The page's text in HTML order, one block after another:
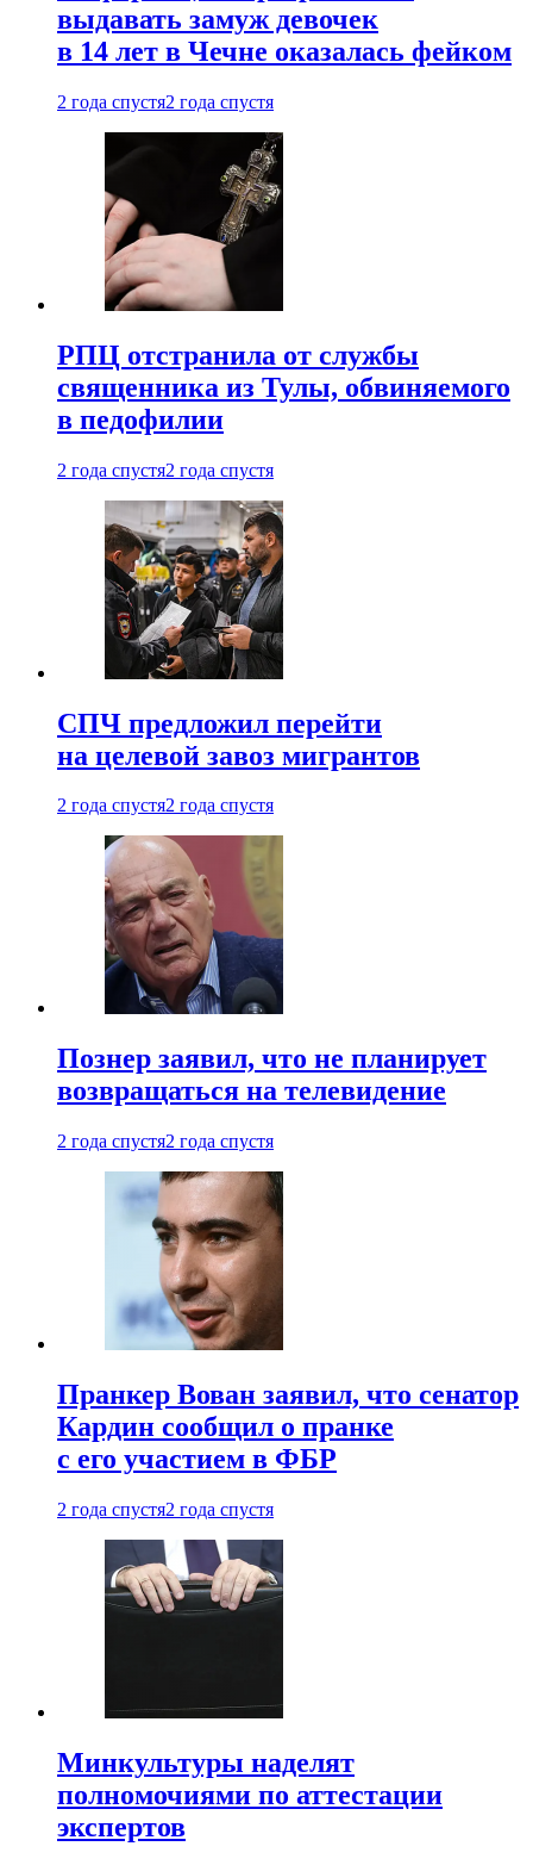
выдавать замуж девочек
в 14 лет в Чечне оказалась фейком
2 года спустя2 года спустя
РПЦ отстранила от службы
священника из Тулы, обвиняемого
в педофилии
2 года спустя2 года спустя
СПЧ предложил перейти
на целевой завоз мигрантов
2 года спустя2 года спустя
Познер заявил, что не планирует
возвращаться на телевидение
2 года спустя2 года спустя
Пранкер Вован заявил, что сенатор
Кардин сообщил о пранке
с его участием в ФБР
2 года спустя2 года спустя
Минкультуры наделят
полномочиями по аттестации
экспертов